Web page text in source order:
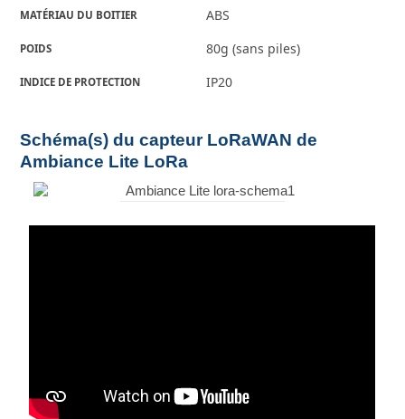
MATÉRIAU DU BOITIER ABS
POIDS 80g (sans piles)
INDICE DE PROTECTION IP20
Schéma(s) du capteur LoRaWAN de
Ambiance Lite LoRa